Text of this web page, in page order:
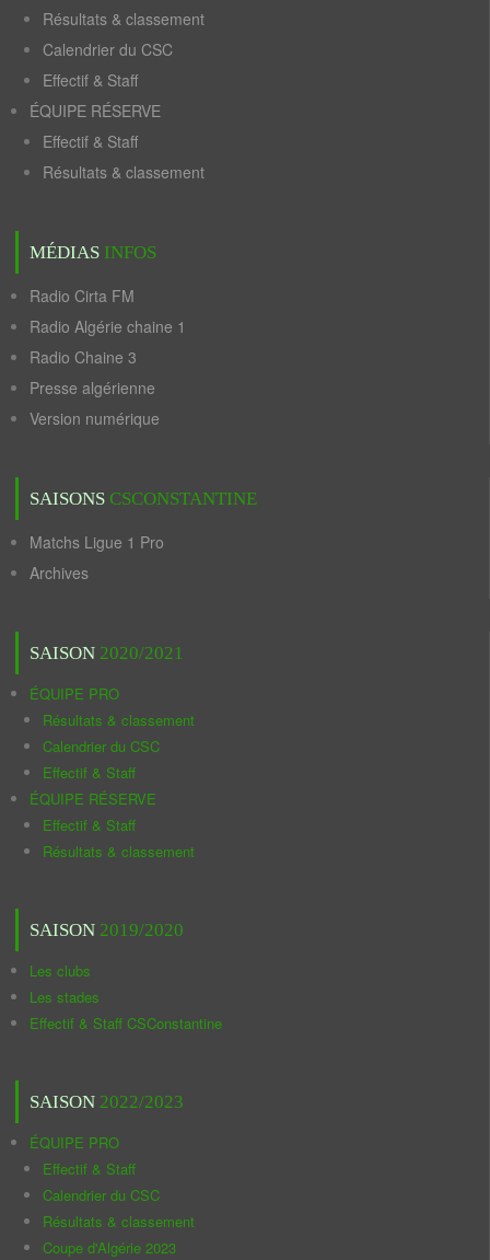
Résultats & classement
Calendrier du CSC
Effectif & Staff
ÉQUIPE RÉSERVE
Effectif & Staff
Résultats & classement
MÉDIAS INFOS
Radio Cirta FM
Radio Algérie chaine 1
Radio Chaine 3
Presse algérienne
Version numérique
SAISONS CSCONSTANTINE
Matchs Ligue 1 Pro
Archives
SAISON 2020/2021
ÉQUIPE PRO
Résultats & classement
Calendrier du CSC
Effectif & Staff
ÉQUIPE RÉSERVE
Effectif & Staff
Résultats & classement
SAISON 2019/2020
Les clubs
Les stades
Effectif & Staff CSConstantine
SAISON 2022/2023
ÉQUIPE PRO
Effectif & Staff
Calendrier du CSC
Résultats & classement
Coupe d'Algérie 2023